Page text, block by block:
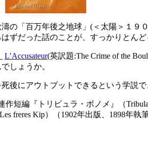
「百万年後之地球」(＜太陽＞１９
だった話のことが、すっかりとんど
L’Accusateur(英訳題:The Crime of the
しょうか。
後にアウトプットできるという学説で
短編『トリビュラ・ボノメ』（
freres Kip）（1902年出版、1898年執